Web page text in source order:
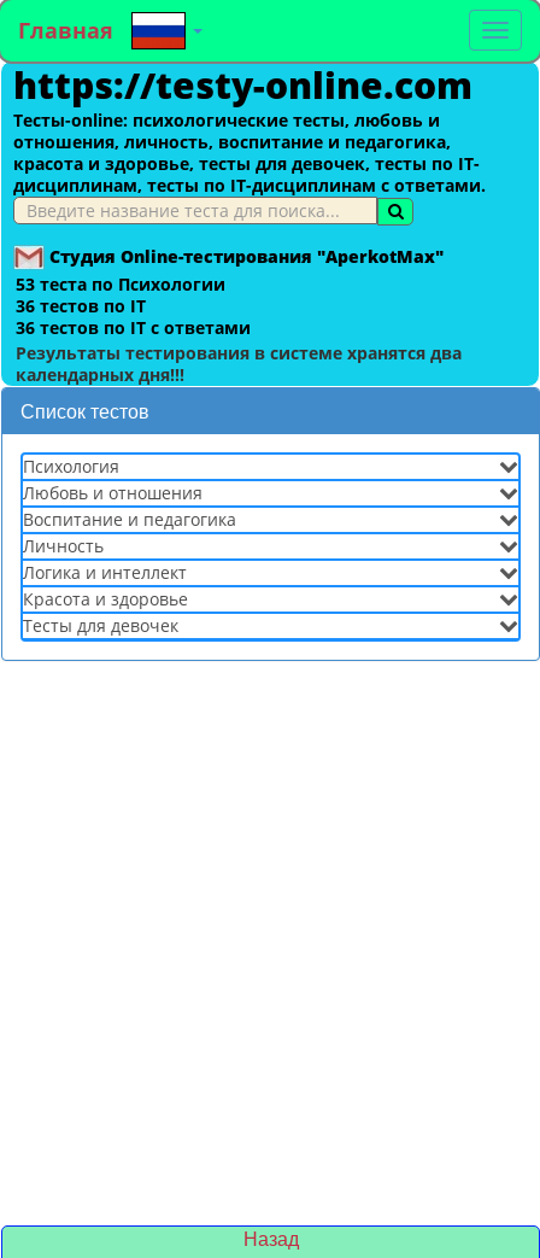
Главная
https://testy-online.com
Тесты-оnline: психологические тесты, любовь и
отношения, личность, воспитание и педагогика,
красота и здоровье, тесты для девочек, тесты по IT-
дисциплинам, тесты по IT-дисциплинам с ответами.
Студия Online-тестирования "AperkotMax"
53 теста по Психологии
36 тестов по IT
36 тестов по IT с ответами
Результаты тестирования в системе хранятся два
календарных дня!!!
Список тестов
Психология
Любовь и отношения
Воспитание и педагогика
Личность
Логика и интеллект
Красота и здоровье
Тесты для девочек
Назад